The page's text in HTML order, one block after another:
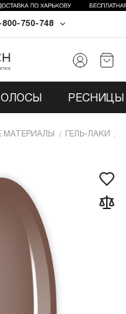
800-750-748
РЕСНИЦЫ
МАТЕРИАЛЫ ГЕЛЬ-ЛАКИ